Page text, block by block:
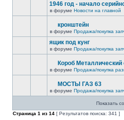
1946 год - начало
в форуме Новости на главной
кронштейн
в форуме Продажа/покупка
ящик под кунг
в форуме Продажа/покупка
Короб Металлический
в форуме Продажа/покупка
МОСТЫ ГАЗ 63
в форуме Продажа/покупка
Показать
Страница 1 из 14 [ Результатов поиска: 341 ]